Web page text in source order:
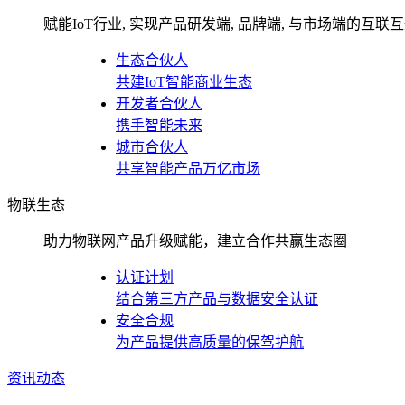
赋能IoT行业, 实现产品研发端, 品牌端, 与市场端的互联
生态合伙人
共建IoT智能商业生态
开发者合伙人
携手智能未来
城市合伙人
共享智能产品万亿市场
物联生态
助力物联网产品升级赋能，建立合作共赢生态圈
认证计划
结合第三方产品与数据安全认证
安全合规
为产品提供高质量的保驾护航
资讯动态